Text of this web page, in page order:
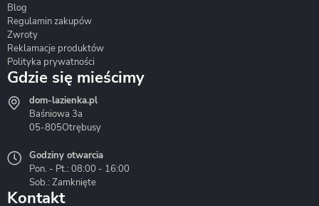
Hydrostop
Liveno
Blog
Regulamin zakupów
Zwroty
Reklamacje produktów
Polityka prywatności
Gdzie się mieścimy
dom-lazienka.pl
Baśniowa 3a
05-805Otrębusy
Godziny otwarcia
Pon. - Pt.: 08:00 - 16:00
Sob.: Zamknięte
Kontakt